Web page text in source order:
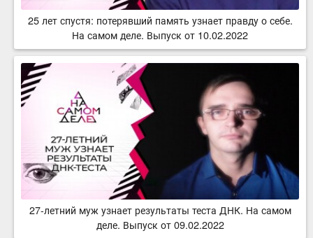
25 лет спустя: потерявший память узнает правду о себе.
На самом деле. Выпуск от 10.02.2022
27-летний муж узнает результаты теста ДНК. На самом
деле. Выпуск от 09.02.2022